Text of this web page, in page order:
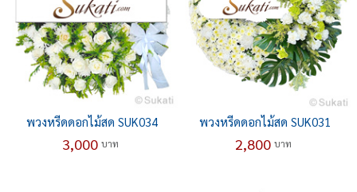
พวงหรีดดอกไม้สด SUK034
3,000 บาท
พวงหรีดดอกไม้สด SUK031
2,800 บาท